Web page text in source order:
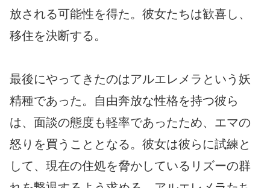
放される可能性を得た。彼女たちは歓喜し、
移住を決断する。
最後にやってきたのはアルエレメラという妖
精種であった。自由奔放な性格を持つ彼ら
は、面談の態度も軽率であったため、エマの
怒りを買うこととなる。彼女は彼らに試練と
して、現在の住処を脅かしているリズーの群